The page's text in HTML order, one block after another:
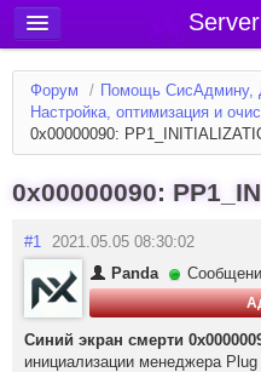
Добавить сервер
Мониторинг серверов
Блог
Форум
Вход в аккаунт
Форум / Помощь СисАдмину,
Настройка, оптимизация и
0x00000090:
0x00000090:
#1 2021.05.05 08:30:02
Panda
Синий экран смерти
инициализации менеджера